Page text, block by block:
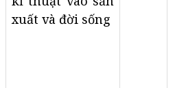
xuất và đời sống